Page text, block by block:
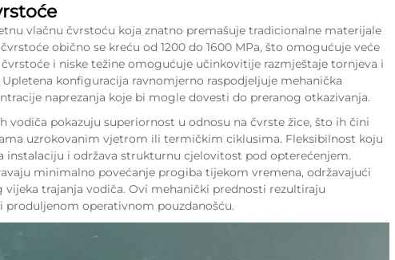
vlačnu čvrstoću koja znatno premašuje tradicionalne materijale
obično se kreću od 1200 do 1600 MPa, što omogućuje veće
i niske težine omogućuje učinkovitije razmještaje tornjeva i
konfiguracija ravnomjerno raspodjeljuje mehanička
naprezanja koje bi mogle dovesti do preranog otkazivanja.
pokazuju superiornost u odnosu na čvrste žice, što ih čini
uzrokovanim vjetrom ili termičkim ciklusima. Fleksibilnost koju
instalaciju i održava strukturnu cjelovitost pod opterećenjem.
minimalno povećanje progiba tijekom vremena, održavajući
trajanja vodiča. Ovi mehanički prednosti rezultiraju
produljenom operativnom pouzdanošću.